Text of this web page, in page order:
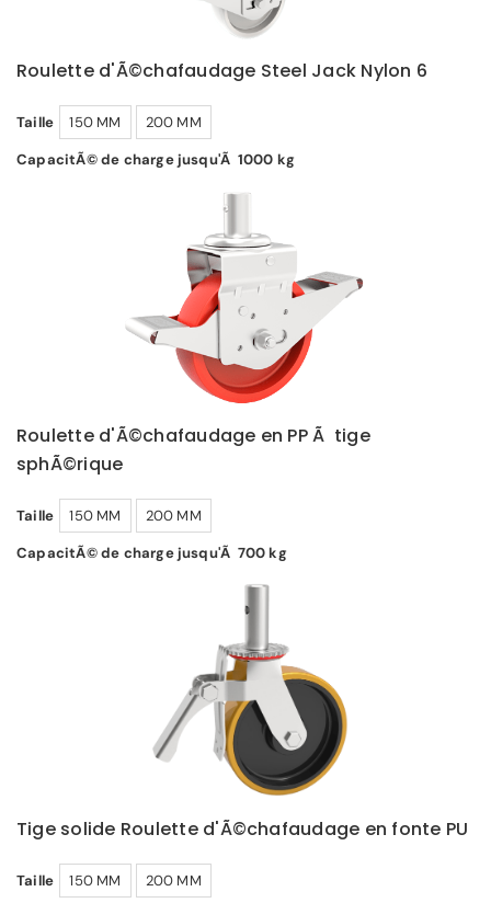
Roulette d'Ã©chafaudage Steel Jack Nylon 6
Taille 150 MM
200 MM
CapacitÃ© de charge jusqu'Ã 1000 kg
Roulette d'Ã©chafaudage en PP Ã tige
sphÃ©rique
Taille 150 MM
200 MM
CapacitÃ© de charge jusqu'Ã 700 kg
Tige solide Roulette d'Ã©chafaudage en fonte PU
Taille 150 MM
200 MM